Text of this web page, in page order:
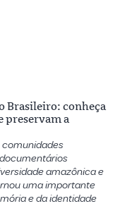
Brasileiro: conheça
preservam a
comunidades
amazônica e
uma importante
e da identidade